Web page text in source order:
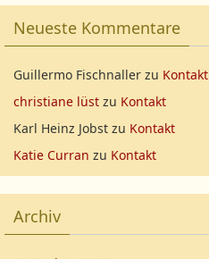
Neueste Kommentare
Guillermo Fischnaller zu Kontakt
christiane lüst zu Kontakt
Karl Heinz Jobst zu Kontakt
Katie Curran zu Kontakt
Archiv